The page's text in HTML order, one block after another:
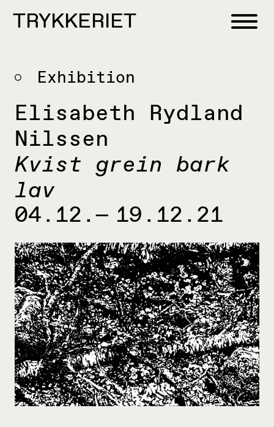
TRYKKERIET
center for contemporary printmaking
Exhibition
Elisabeth Rydland
Nilssen
Kvist grein bark
lav
04.12.— 19.12.21